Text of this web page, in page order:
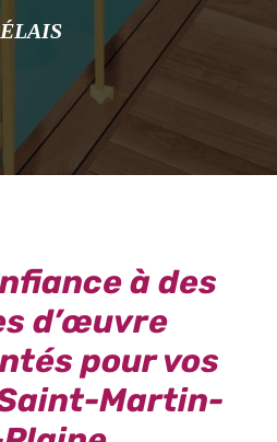
à des
d’œuvre
pour vos
Martin-